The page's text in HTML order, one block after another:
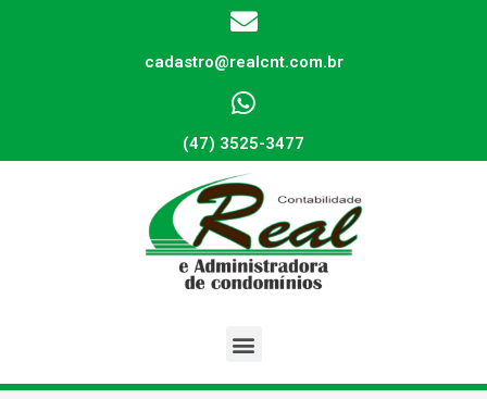
cadastro@realcnt.com.br
(47) 3525-3477